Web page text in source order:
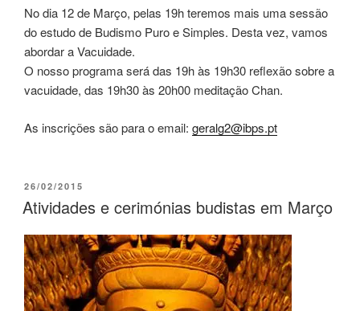
No dia 12 de Março, pelas 19h teremos mais uma sessão
do estudo de Budismo Puro e Simples. Desta vez, vamos
abordar aVacuidade.
O nosso programa será das 19h às 19h30 reflexão sobre a
vacuidade, das 19h30 às 20h00 meditação Chan.
As inscrições são para o email: geralg2@ibps.pt
26/02/2015
Atividades e cerimónias budistas em Março